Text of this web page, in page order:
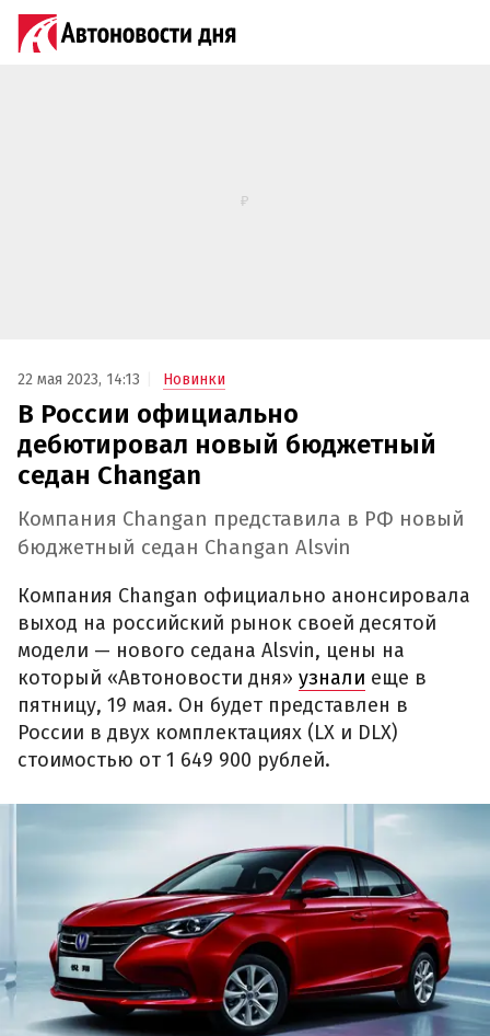
22 мая 2023, 14:13 Новинки
В России официально
дебютировал новый бюджетный
седан Changan
Компания Changan представила в РФ новый
бюджетный седан Changan Alsvin
Компания Changan официально анонсировала
выход на российский рынок своей десятой
модели — нового седана Alsvin, цены на
который «Автоновости дня» узнали еще в
пятницу, 19 мая. Он будет представлен в
России в двух комплектациях (LX и DLX)
стоимостью от 1 649 900 рублей.